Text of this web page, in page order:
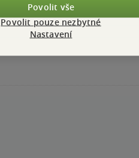
Přidat hodnocení
Povolit vše
Povolit pouze nezbytné
Nastavení